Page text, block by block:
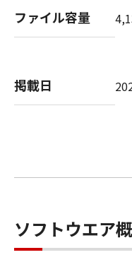
その他の派生的ま
れらに限定され
ン、キヤノンの子
それらの販売代理
ずれも、「本ソフ
も、一切責任を負
ファイル容量
掲載日
ソフトウエア